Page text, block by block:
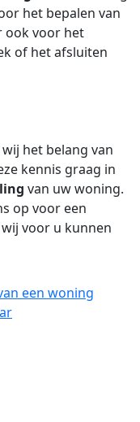
het bepalen van
ook voor het
of het afsluiten
het belang van
kennis graag in
van uw woning.
op voor een
voor u kunnen
een woning